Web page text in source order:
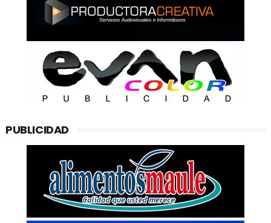
PUBLICIDAD